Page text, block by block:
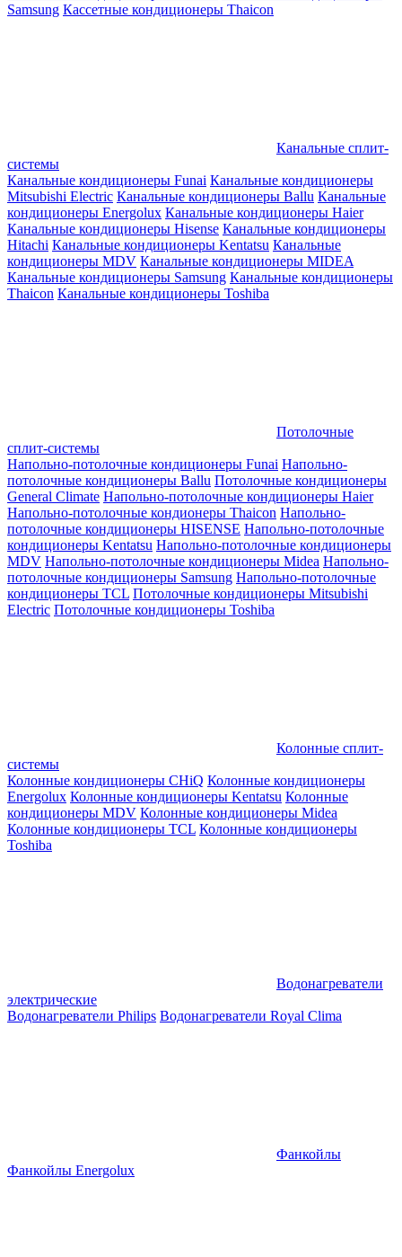
Samsung Кассетные кондиционеры Thaicon
Канальные сплит-
системы
Канальные кондиционеры Funai Канальные кондиционеры
Mitsubishi Electric Канальные кондиционеры Ballu Канальные
кондиционеры Energolux Канальные кондиционеры Haier
Канальные кондиционеры Hisense Канальные кондиционеры
Hitachi Канальные кондиционеры Kentatsu Канальные
кондиционеры MDV Канальные кондиционеры MIDEA
Канальные кондиционеры Samsung Канальные кондиционеры
Thaicon Канальные кондиционеры Toshiba
Потолочные
сплит-системы
Напольно-потолочные кондиционеры Funai Напольно-
потолочные кондиционеры Ballu Потолочные кондиционеры
General Climate Напольно-потолочные кондиционеры Haier
Напольно-потолочные кондионеры Thaicon Напольно-
потолочные кондиционеры HISENSE Напольно-потолочные
кондиционеры Kentatsu Напольно-потолочные кондиционеры
MDV Напольно-потолочные кондиционеры Midea Напольно-
потолочные кондиционеры Samsung Напольно-потолочные
кондиционеры TCL Потолочные кондиционеры Mitsubishi
Electric Потолочные кондиционеры Toshiba
Колонные сплит-
системы
Колонные кондиционеры CHiQ Колонные кондиционеры
Energolux Колонные кондиционеры Kentatsu Колонные
кондиционеры MDV Колонные кондиционеры Midea
Колонные кондиционеры TCL Колонные кондиционеры
Toshiba
Водонагреватели
электрические
Водонагреватели Philips Водонагреватели Royal Clima
Фанкойлы
Фанкойлы Energolux